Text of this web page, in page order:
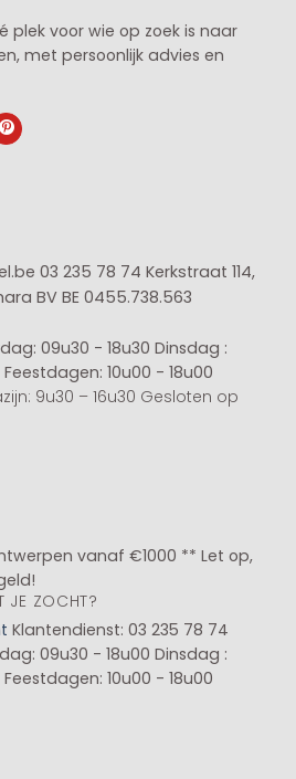
plek voor wie op zoek is naar
met persoonlijk advies en
03 235 78 74 Kerkstraat 114,
BV BE 0455.738.563
09u30 - 18u30 Dinsdag :
10u00 - 18u00
9u30 – 16u30 Gesloten op
vanaf €1000 ** Let op,
JE ZOCHT?
Klantendienst: 03 235 78 74
09u30 - 18u00 Dinsdag :
10u00 - 18u00